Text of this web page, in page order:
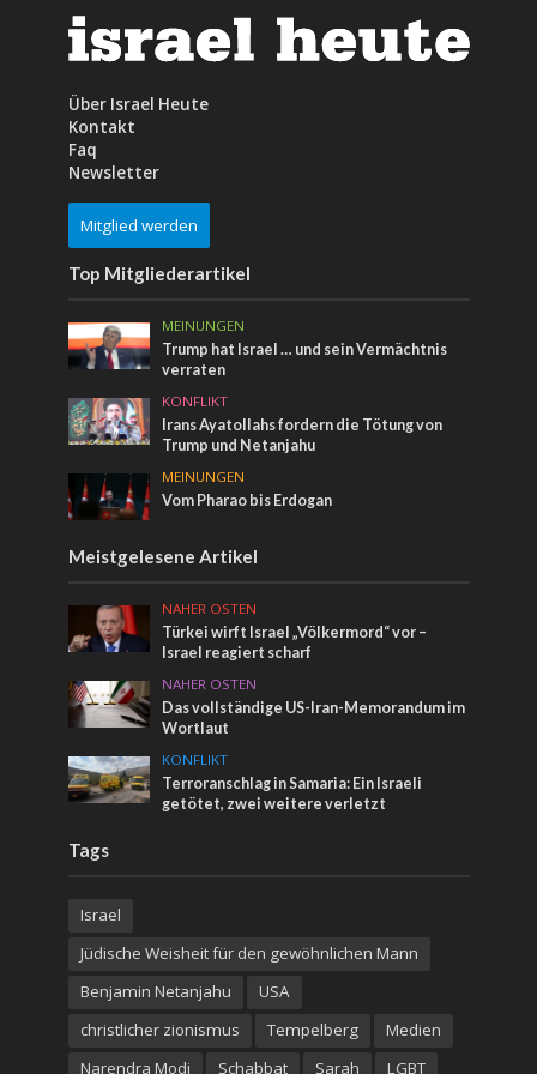
Über Israel Heute
Kontakt
Faq
Newsletter
Mitglied werden
Top Mitgliederartikel
MEINUNGEN
Trump hat Israel … und sein Vermächtnis
verraten
KONFLIKT
Irans Ayatollahs fordern die Tötung von
Trump und Netanjahu
MEINUNGEN
Vom Pharao bis Erdogan
Meistgelesene Artikel
NAHER OSTEN
Türkei wirft Israel „Völkermord“ vor –
Israel reagiert scharf
NAHER OSTEN
Das vollständige US-Iran-Memorandum im
Wortlaut
KONFLIKT
Terroranschlag in Samaria: Ein Israeli
getötet, zwei weitere verletzt
Tags
Israel
Jüdische Weisheit für den gewöhnlichen Mann
Benjamin Netanjahu
USA
christlicher zionismus
Tempelberg
Medien
Narendra Modi
Schabbat Sarah LGBT